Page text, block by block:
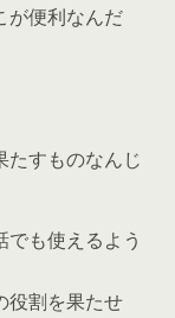
が便利なんだ
たすものなんじ
も使えるよう
役割を果たせ